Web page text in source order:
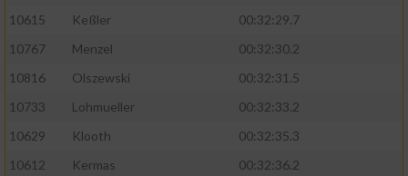
10615
Keßler
00:32:29.7
10767
Menzel
00:32:30.2
10816
Olszewski
00:32:31.5
10733
Lohmueller
00:32:33.2
10629
Klooth
00:32:35.3
10612
Kermas
00:32:36.2
Erstellung von Profilen zur Personalisierung
Verwendung von Profilen zur Auswahl
Messung der Werbeleistung